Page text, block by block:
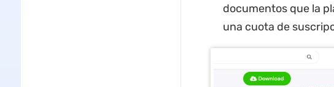
documentos que la
una cuota de